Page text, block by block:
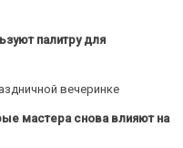
палитру для
вечеринке
мастера снова влияют на